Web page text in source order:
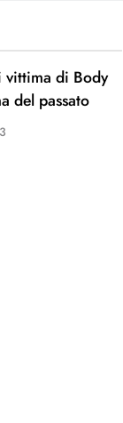
vittima di Body
del passato